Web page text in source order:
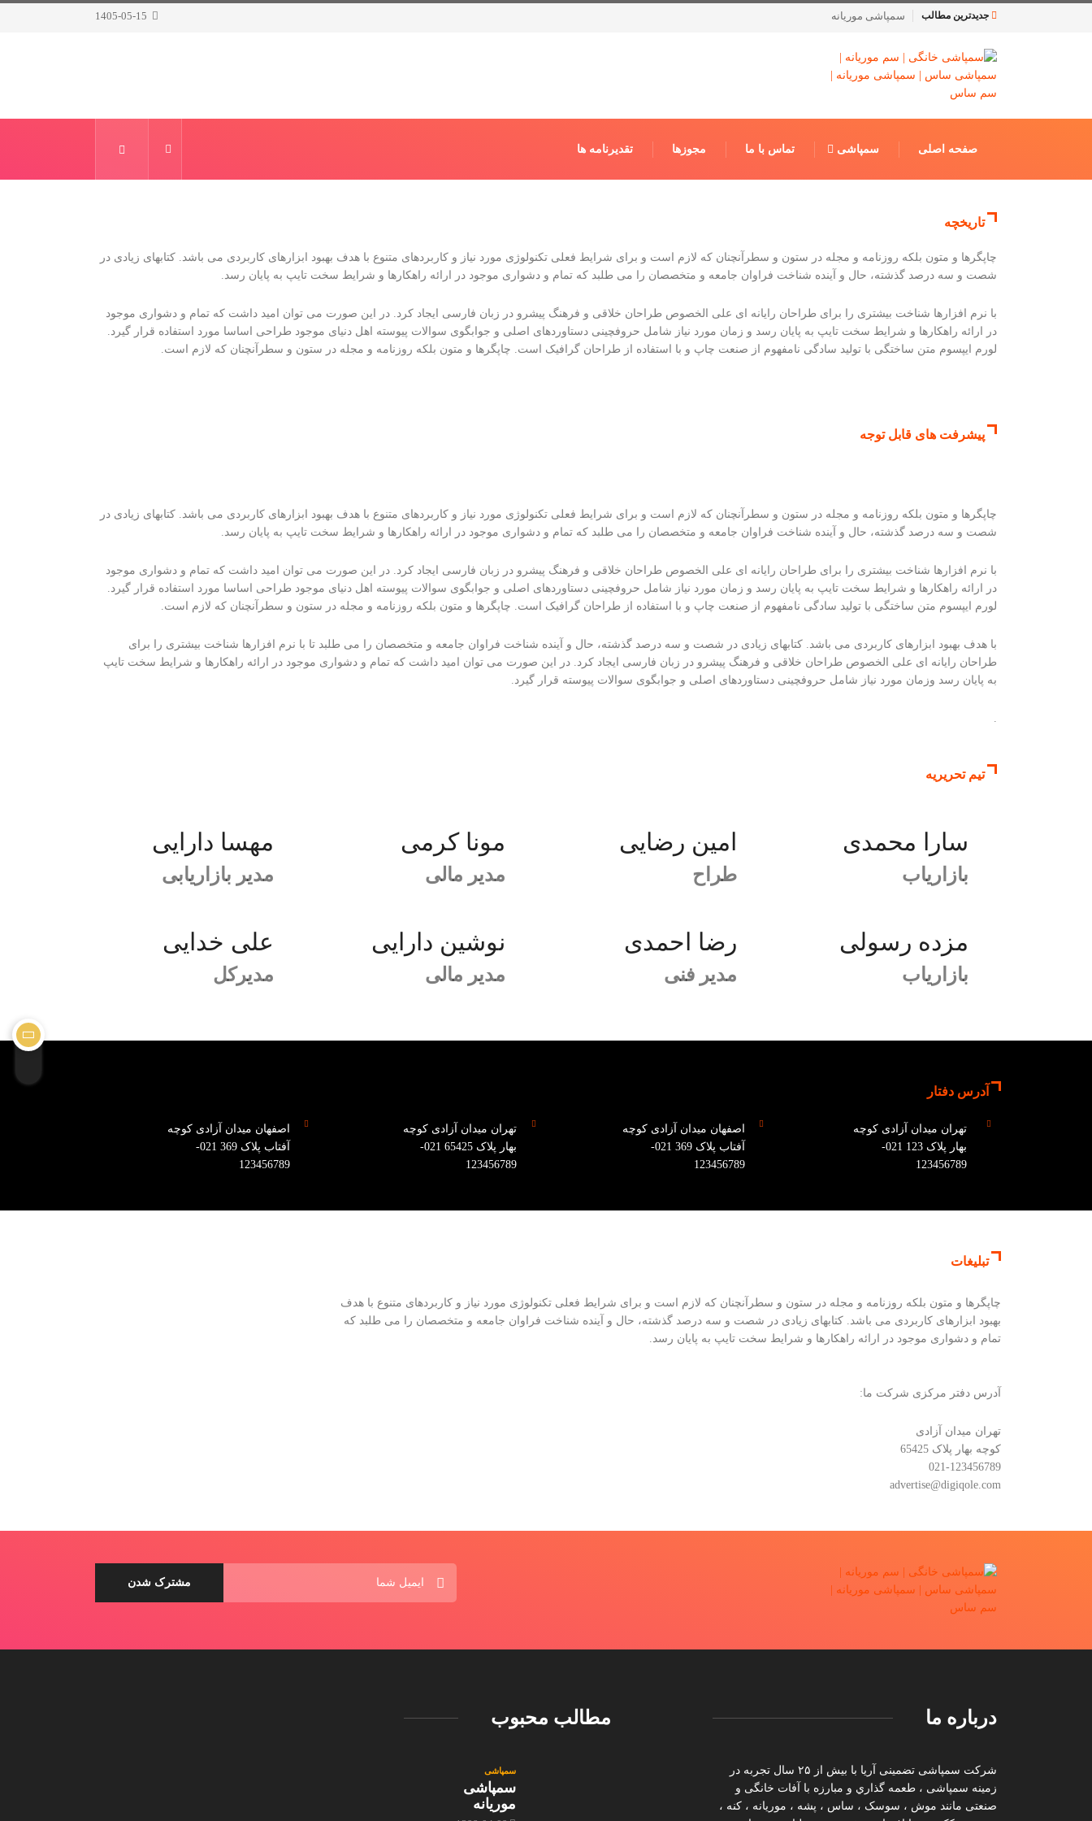
جدیدترین مطالب سمپاشی موریانه 1405-05-15
صفحه اصلی سمپاشی تماس با ما مجوزها تقدیرنامه ها
تاریخچه
چاپگرها و متون بلکه روزنامه و مجله در ستون و سطرآنچنان که لازم است و برای شرایط فعلی تکنولوژی مورد نیاز و کاربردهای متنوع با هدف بهبود ابزارهای کاربردی می باشد. کتابهای زیادی در
شصت و سه درصد گذشته، حال و آینده شناخت فراوان جامعه و متخصصان را می طلبد که تمام و دشواری موجود در ارائه راهکارها و شرایط سخت تایپ به پایان رسد.
با نرم افزارها شناخت بیشتری را برای طراحان رایانه ای علی الخصوص طراحان خلاقی و فرهنگ پیشرو در زبان فارسی ایجاد کرد. در این صورت می توان امید داشت که تمام و دشواری موجود
در ارائه راهکارها و شرایط سخت تایپ به پایان رسد و زمان مورد نیاز شامل حروفچینی دستاوردهای اصلی و جوابگوی سوالات پیوسته اهل دنیای موجود طراحی اساسا مورد استفاده قرار گیرد.
لورم ایپسوم متن ساختگی با تولید سادگی نامفهوم از صنعت چاپ و با استفاده از طراحان گرافیک است. چاپگرها و متون بلکه روزنامه و مجله در ستون و سطرآنچنان که لازم است.
پیشرفت های قابل توجه
چاپگرها و متون بلکه روزنامه و مجله در ستون و سطرآنچنان که لازم است و برای شرایط فعلی تکنولوژی مورد نیاز و کاربردهای متنوع با هدف بهبود ابزارهای کاربردی می باشد. کتابهای زیادی در
شصت و سه درصد گذشته، حال و آینده شناخت فراوان جامعه و متخصصان را می طلبد که تمام و دشواری موجود در ارائه راهکارها و شرایط سخت تایپ به پایان رسد.
با نرم افزارها شناخت بیشتری را برای طراحان رایانه ای علی الخصوص طراحان خلاقی و فرهنگ پیشرو در زبان فارسی ایجاد کرد. در این صورت می توان امید داشت که تمام و دشواری موجود
در ارائه راهکارها و شرایط سخت تایپ به پایان رسد و زمان مورد نیاز شامل حروفچینی دستاوردهای اصلی و جوابگوی سوالات پیوسته اهل دنیای موجود طراحی اساسا مورد استفاده قرار گیرد.
لورم ایپسوم متن ساختگی با تولید سادگی نامفهوم از صنعت چاپ و با استفاده از طراحان گرافیک است. چاپگرها و متون بلکه روزنامه و مجله در ستون و سطرآنچنان که لازم است.
با هدف بهبود ابزارهای کاربردی می باشد. کتابهای زیادی در شصت و سه درصد گذشته، حال و آینده شناخت فراوان جامعه و متخصصان را می طلبد تا با نرم افزارها شناخت بیشتری را برای
طراحان رایانه ای علی الخصوص طراحان خلاقی و فرهنگ پیشرو در زبان فارسی ایجاد کرد. در این صورت می توان امید داشت که تمام و دشواری موجود در ارائه راهکارها و شرایط سخت تایپ
به پایان رسد وزمان مورد نیاز شامل حروفچینی دستاوردهای اصلی و جوابگوی سوالات پیوسته قرار گیرد.
.
تیم تحریریه
سارا محمدی
بازاریاب
امین رضایی
طراح
مونا کرمی
مدیر مالی
مهسا دارایی
مدیر بازاریابی
مزده رسولی
بازاریاب
رضا احمدی
مدیر فنی
نوشین دارایی
مدیر مالی
علی خدایی
مدیرکل
آدرس دفتار
تهران میدان آزادی کوچه
بهار پلاک 123 021-
123456789
اصفهان میدان آزادی کوچه
آفتاب پلاک 369 021-
123456789
تهران میدان آزادی کوچه
بهار پلاک 65425 021-
123456789
اصفهان میدان آزادی کوچه
آفتاب پلاک 369 021-
123456789
تبلیغات
چاپگرها و متون بلکه روزنامه و مجله در ستون و سطرآنچنان که لازم است و برای شرایط فعلی تکنولوژی مورد نیاز و کاربردهای متنوع با هدف
بهبود ابزارهای کاربردی می باشد. کتابهای زیادی در شصت و سه درصد گذشته، حال و آینده شناخت فراوان جامعه و متخصصان را می طلبد که
تمام و دشواری موجود در ارائه راهکارها و شرایط سخت تایپ به پایان رسد.
آدرس دفتر مرکزی شرکت ما:
تهران میدان آزادی
کوچه بهار پلاک 65425
021-123456789
advertise@digiqole.com
درباره ما
شرکت سمپاشی تضمینی آریا با بیش از ۲۵ سال تجربه در
زمینه سمپاشی ، طعمه گذاري و مبارزه با آفات خانگی و
صنعتی مانند موش ، سوسک ، ساس ، پشه ، موریانه ، کنه ،
مطالب محبوب
سمپاشی
سمپاشی
موریانه